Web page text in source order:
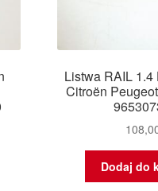
Listwa RAIL
Citroën
Dodaj do